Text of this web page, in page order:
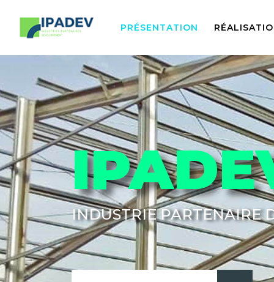
PRÉSENTATION
INDUSTRIE PARTENAIRE